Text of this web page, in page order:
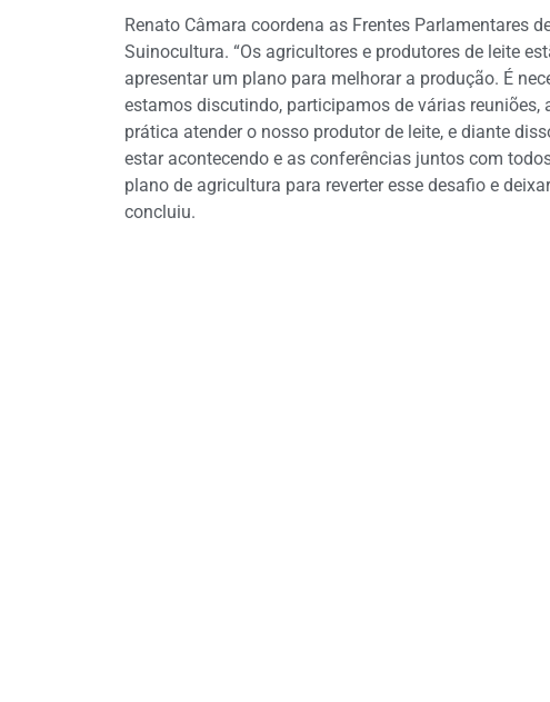
Renato Câmara coordena as Frentes Parlamentares
Suinocultura. “Os agricultores e produtores de leite
apresentar um plano para melhorar a produção. É
estamos discutindo, participamos de várias
prática atender o nosso produtor de leite, e diante
estar acontecendo e as conferências juntos com
plano de agricultura para reverter esse desafio e
concluiu.